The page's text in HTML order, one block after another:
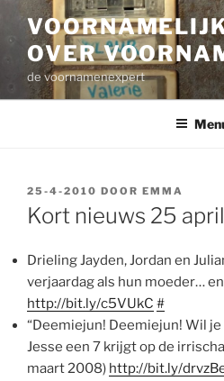
inhoud
OVER
de voornamenexpert
GEPLAATST
OP
25-4-2010 DOOR EMMA
Kort nieuws 25
Drieling Jayden, Jordan en
verjaardag als hun moeder…
http://bit.ly/c5VUkC #
“Deemiejun! Deemiejun! Wil je
Jesse een 7 krijgt op de
maart 2008) http://bit.ly/